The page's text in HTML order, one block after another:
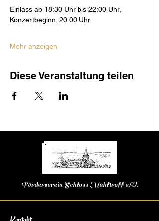
Einlass ab 18:30 Uhr bis 22:00 Uhr,
Konzertbeginn: 20:00 Uhr
Mehr anzeigen
Diese Veranstaltung teilen
Förderverein Schloss Mühltroff e.V.